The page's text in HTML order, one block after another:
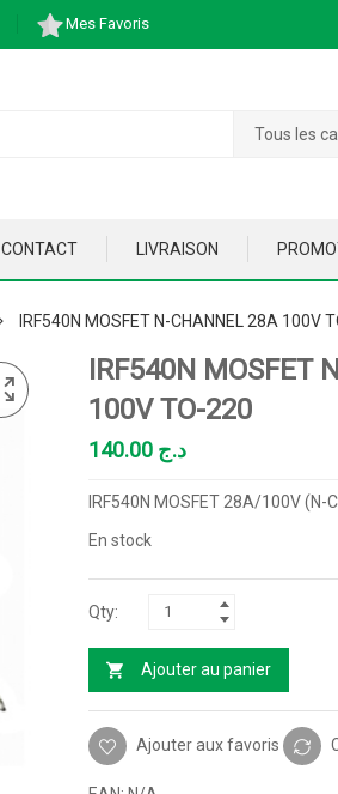
Mes Favoris
Tous les
CONTACT LIVRAISON
IRF540N MOSFET N-CHANNEL 28A 100V
IRF540N MOSFET
100V TO-220
د.ج
IRF540N MOSFET 28A/100V (N-
En stock
Ajouter au panier
Ajouter aux favoris